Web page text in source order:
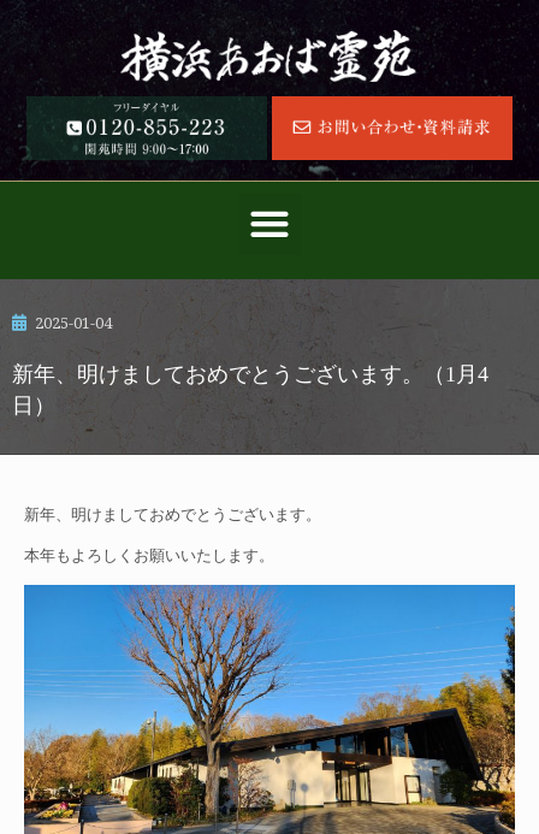
2025-01-04
新年、明けましておめでとうございます。（1月4
日）
新年、明けましておめでとうございます。
本年もよろしくお願いいたします。